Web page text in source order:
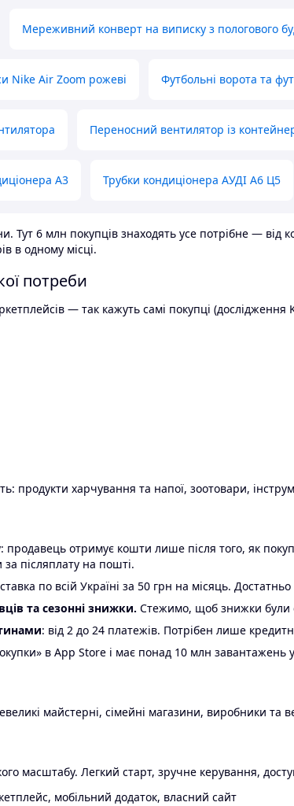
Мереживний конверт на виписку з пологового
Nike Air Zoom рожеві Футбольні ворота та
Переносний вентилятор із
А3 Трубки кондиціонера АУДІ А6 Ц5
6 млн покупців знаходять усе потрібне — від
в одному місці.
потреби
— так кажуть самі покупці
продукти харчування та напої, зоотовари,
продавець отримує кошти лише після того, як
післяплату на пошті.
по всій Україні за 50 грн на місяць.
та сезонні знижки. Стежимо, щоб знижки були
: від 2 до 24 платежів. Потрібен лише
в App Store і має понад 10 млн завантажень
майстерні, сімейні магазини, виробники та
масштабу. Легкий старт, зручне керування,
мобільний додаток, власний сайт